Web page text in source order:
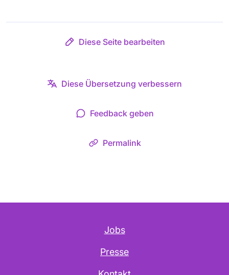
Diese Seite bearbeiten
Diese Übersetzung verbessern
Feedback geben
Permalink
Jobs
Presse